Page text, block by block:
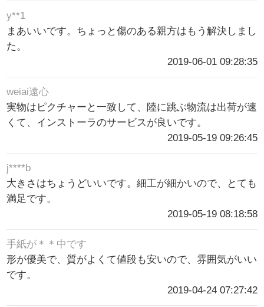
y**1
まあいいです。ちょっと傷のある親方はもう解決しまし
た。
2019-06-01 09:28:35
weiai遠心
実物はピクチャーと一致して、陸に跳ぶ物流は出荷が速
くて、インストーラのサービスが良いです。
2019-05-19 09:26:45
j****b
大きさはちょうどいいです。細工が細かいので、とても
満足です。
2019-05-19 08:18:58
手紙が＊＊中です
形が優美で、質がよくて値段も安いので、雰囲気がいい
です。
2019-04-24 07:27:42